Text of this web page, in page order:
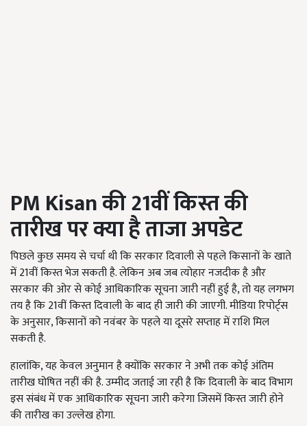
PM Kisanकी 21वीं किस्त की
तारीख पर क्या है ताजा अपडेट
पिछले कुछ समय से चर्चा थी कि सरकार दिवाली से पहले किसानों के खाते
में 21वीं किस्त भेज सकती है. लेकिन अब जब त्योहार नजदीक है और
सरकार की ओर से कोई आधिकारिक सूचना जारी नहीं हुई है, तो यह लगभग
तय है कि 21वीं किस्त दिवाली के बाद ही जारी की जाएगी. मीडिया रिपोर्ट्स
के अनुसार, किसानों को नवंबर के पहले या दूसरे सप्ताह में राशि मिल
सकती है.
हालांकि, यह केवल अनुमान है क्योंकि सरकार ने अभी तक कोई अंतिम
तारीख घोषित नहीं की है. उम्मीद जताई जा रही है कि दिवाली के बाद विभाग
इस संबंध में एक आधिकारिक सूचना जारी करेगा जिसमें किस्त जारी होने
की तारीख का उल्लेख होगा.